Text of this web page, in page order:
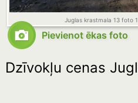
Juglas krastmala 13 foto
Pievienot ēkas foto
Dzīvokļu cenas